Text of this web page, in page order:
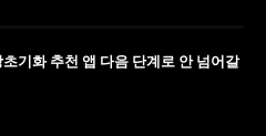
기화 추천 앱 다음 단계로 안 넘어갈